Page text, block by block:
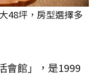
48坪，房型選擇多
會館」，是1999